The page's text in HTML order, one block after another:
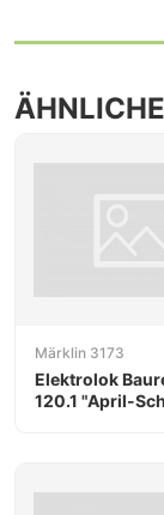
Märklin 3173
Elektrolok
120.1 "April-